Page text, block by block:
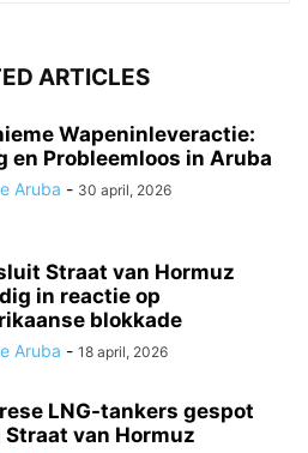
ARTICLES
Wapeninleveractie:
en Probleemloos in Aruba
Aruba - 30 april, 2026
Straat van Hormuz
in reactie op
blokkade
Aruba - 18 april, 2026
LNG-tankers gespot
Straat van Hormuz